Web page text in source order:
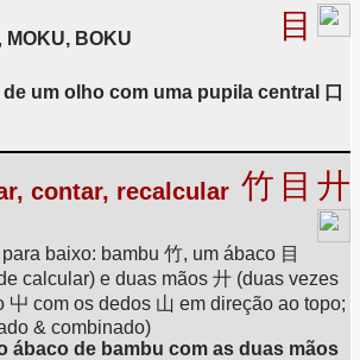
, MOKU, BOKU 目
de um olho com uma pupila central 口
contar, recalcular 竹 目 廾
baixo: bambu 竹, um ábaco 目
calcular) e duas mãos 廾 (duas vezes
屮 com os dedos 山 em direção ao topo;
& combinado)
ábaco de bambu com as duas mãos